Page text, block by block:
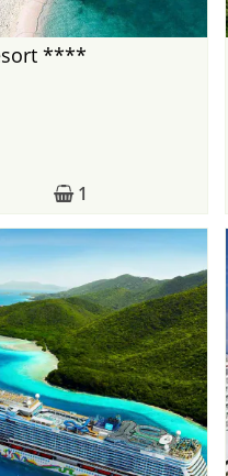
****
1